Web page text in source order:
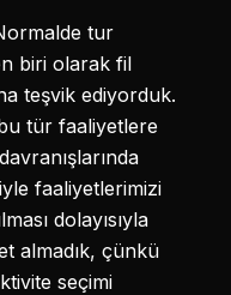
tur
biri olarak fil
teşvik ediyorduk.
tür faaliyetlere
faaliyetlerimizi
dolayısıyla
almadık, çünkü
seçimi